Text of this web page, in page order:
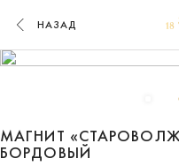
НАЗАД
МАГНИТ
БОРДОВЫЙ